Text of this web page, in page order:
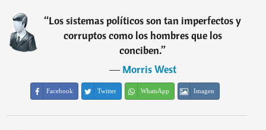
“Los sistemas políticos son tan imperfectos y
corruptos como los hombres que los
conciben.”
―Morris West
Facebook Twitter WhatsApp Imagen